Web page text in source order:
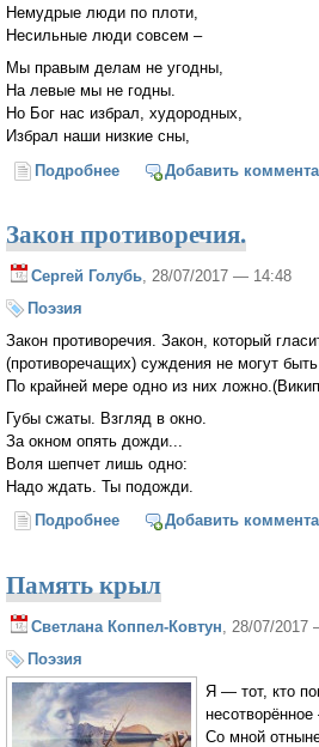
Немудрые люди по плоти,
Несильные люди совсем –
Мы правым делам не угодны,
На левые мы не годны.
Но Бог нас избрал, худородных,
Избрал наши низкие сны,
Подробнее о ВыборДобавить
Закон противоречия.
Сергей Голубь, 28/07/2017 — 14:48
Поэзия
Закон противоречия. Закон, который
(противоречащих) суждения не могут
По крайней мере одно из них
Губы сжаты. Взгляд в окно.
За окном опять дожди...
Воля шепчет лишь одно:
Надо ждать. Ты подожди.
Подробнее о Закон противоречия.
Добавить
Память крыл
Светлана Коппел-Ковтун, 28/07/2017
Поэзия
Я — тот, кто
Со мной